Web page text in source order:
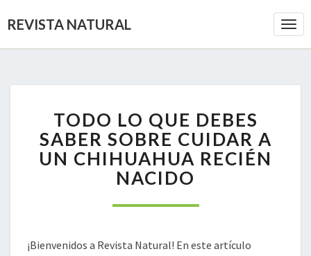
REVISTA NATURAL
LO
QUE
DEBES
SABER
SOBRE
A
CHIHUAHUA
TODO LO QUE DEBES
SABER SOBRE CUIDAR A
UN CHIHUAHUA RECIÉN
NACIDO
¡Bienvenidos a Revista Natural! En este artículo